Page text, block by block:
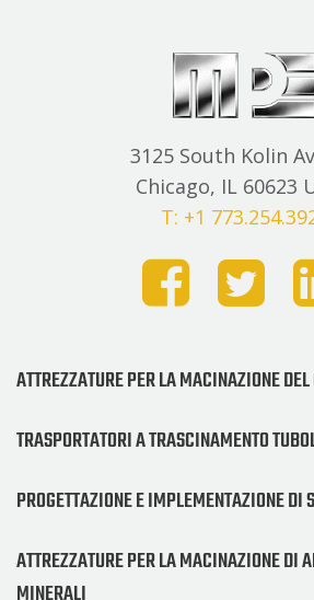
3125 South Kolin
Chicago, IL 60623
T: +1
ATTREZZATURE PER LA MACINAZIONE
TRASPORTATORI A TRASCINAMENTO
PROGETTAZIONE E IMPLEMENTAZIONE DI
ATTREZZATURE PER LA MACINAZIONE DI